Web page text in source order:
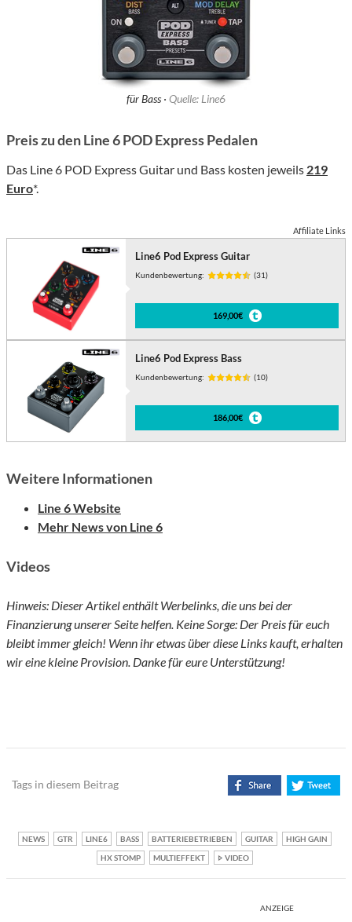
für Bass · Quelle: Line6
Preis zu den Line 6 POD Express Pedalen
Das Line 6 POD Express Guitar und Bass kosten jeweils 219
Euro*.
Affiliate Links
Line6 Pod Express Guitar
Kundenbewertung: (31)
169,00€
Line6 Pod Express Bass
Kundenbewertung: (10)
186,00€
Weitere Informationen
Line 6 Website
Mehr News von Line 6
Videos
Hinweis: Dieser Artikel enthält Werbelinks, die uns bei der
Finanzierung unserer Seite helfen. Keine Sorge: Der Preis für euch
bleibt immer gleich! Wenn ihr etwas über diese Links kauft, erhalten
wir eine kleine Provision. Danke für eure Unterstützung!
Tags in diesem Beitrag
NEWS GTR LINE6 BASS BATTERIEBETRIEBEN GUITAR
HIGH GAIN
HX STOMP
MULTIEFFEKT VIDEO
ANZEIGE